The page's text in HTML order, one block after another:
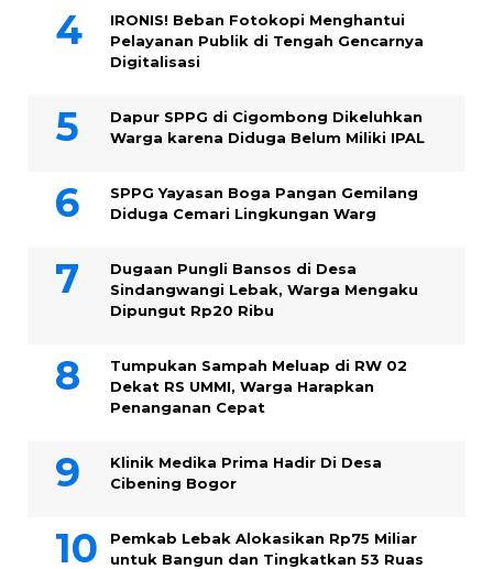
IRONIS! Beban Fotokopi Menghantui
Pelayanan Publik di Tengah Gencarnya
Digitalisasi
Dapur SPPG di Cigombong Dikeluhkan
Warga karena Diduga Belum Miliki IPAL
SPPG Yayasan Boga Pangan Gemilang
Diduga Cemari Lingkungan Warg
Dugaan Pungli Bansos di Desa
Sindangwangi Lebak, Warga Mengaku
Dipungut Rp20 Ribu
Tumpukan Sampah Meluap di RW 02
Dekat RS UMMI, Warga Harapkan
Penanganan Cepat
Klinik Medika Prima Hadir Di Desa
Cibening Bogor
Pemkab Lebak Alokasikan Rp75 Miliar
untuk Bangun dan Tingkatkan 53 Ruas